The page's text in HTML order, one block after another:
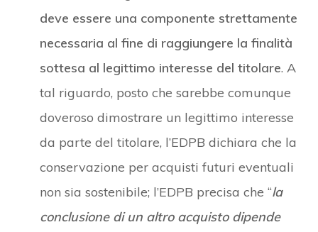
deve essere una componente strettamente
necessaria al fine di raggiungere la finalità
sottesa al legittimo interesse del titolare. A
tal riguardo, posto che sarebbe comunque
doveroso dimostrare un legittimo interesse
da parte del titolare, l’EDPB dichiara che la
conservazione per acquisti futuri eventuali
non sia sostenibile; l’EDPB precisa che “la
conclusione di un altro acquisto dipende